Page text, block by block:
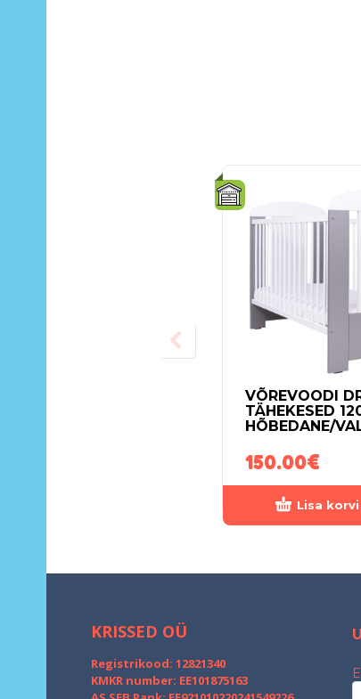
VÕREVOODI
TÄHEKESED
HÕBEDANE/
150.00€
Lisa korvi
KRISSED OÜ
Registrikood: 12821340
KMKR number: EE101875163